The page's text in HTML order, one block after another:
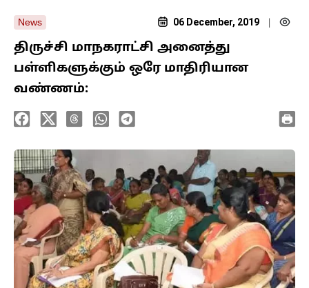
News 06 December, 2019
திருச்சி மாநகராட்சி அனைத்து
பள்ளிகளுக்கும் ஒரே மாதிரியான
வண்ணம்: